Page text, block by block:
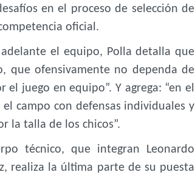
en el proceso de selección de
oficial.
el equipo, Polla detalla que
que ofensivamente no dependa de
juego en equipo”. Y agrega: “en el
campo con defensas individuales y
la talla de los chicos”.
técnico, que integran Leonardo
realiza la última parte de su puesta